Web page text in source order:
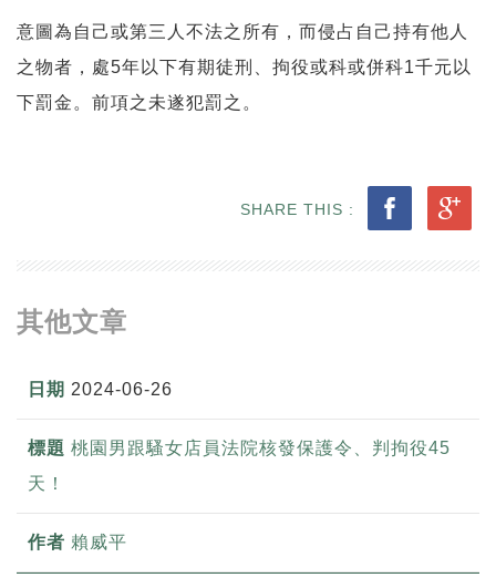
意圖為自己或第三人不法之所有，而侵占自己持有他人
之物者，處5年以下有期徒刑、拘役或科或併科1千元以
下罰金。前項之未遂犯罰之。
SHARE THIS :
其他文章
2024-06-26
桃園男跟騷女店員法院核發保護令、判拘役45
天！
賴威平